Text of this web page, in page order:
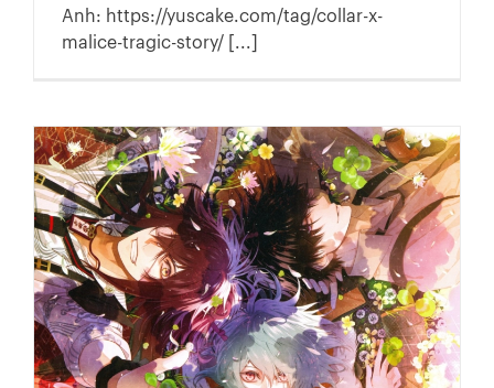
Anh: https://yuscake.com/tag/collar-x-
malice-tragic-story/ [...]